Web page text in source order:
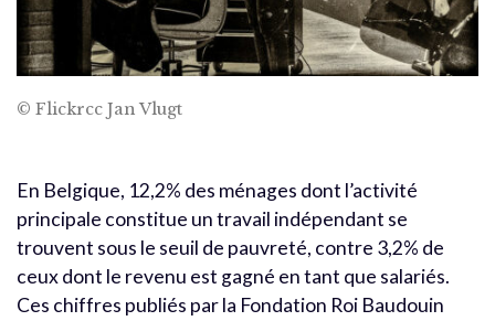
© Flickrcc Jan Vlugt
En Belgique, 12,2% des ménages dont l’activité
principale constitue un travail indépendant se
trouvent sous le seuil de pauvreté, contre 3,2% de
ceux dont le revenu est gagné en tant que salariés.
Ces chiffres publiés par la Fondation Roi Baudouin